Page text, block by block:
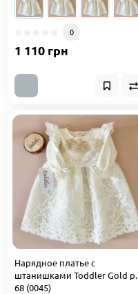
0
1 110 грн
Нарядное платье с
штанишками Toddler Gold р.
68 (0045)